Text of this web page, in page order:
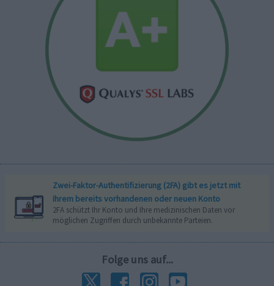
Zwei-Faktor-Authentifizierung (2FA) gibt es jetzt mit
Ihrem bereits vorhandenen oder neuen Konto
2FA schützt Ihr Konto und Ihre medizinischen Daten vor
möglichen Zugriffen durch unbekannte Parteien.
Folge uns auf...